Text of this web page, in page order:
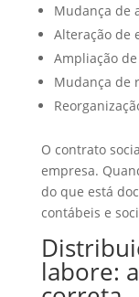
Mudança de
Alteração de
Ampliação
Mudança de
O contrato
empresa.
do que está
contábeis e
labore: